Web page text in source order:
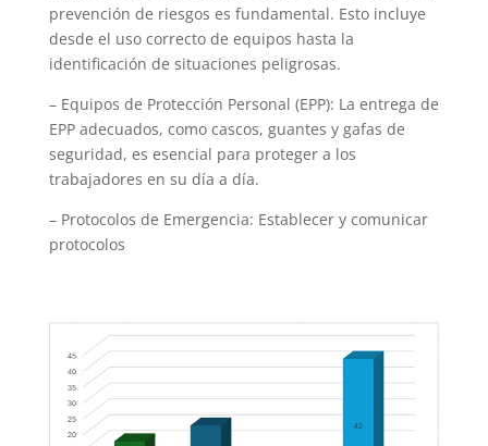
prevención de riesgos es fundamental. Esto incluye
desde el uso correcto de equipos hasta la
identificación de situaciones peligrosas.
– Equipos de Protección Personal (EPP): La entrega de
EPP adecuados, como cascos, guantes y gafas de
seguridad, es esencial para proteger a los
trabajadores en su día a día.
– Protocolos de Emergencia: Establecer y comunicar
protocolos